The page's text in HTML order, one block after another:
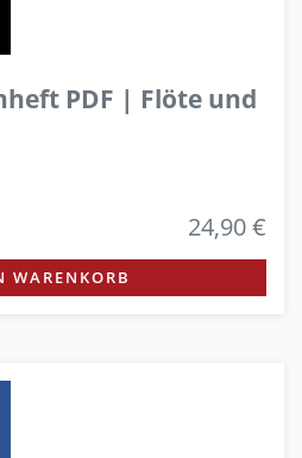
PDF | Flöte und
24,90 €
WARENKORB